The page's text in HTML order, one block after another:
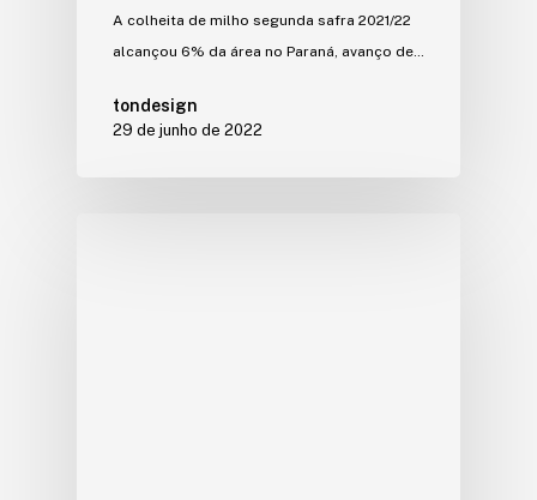
A colheita de milho segunda safra 2021/22
alcançou 6% da área no Paraná, avanço de…
tondesign
29 de junho de 2022